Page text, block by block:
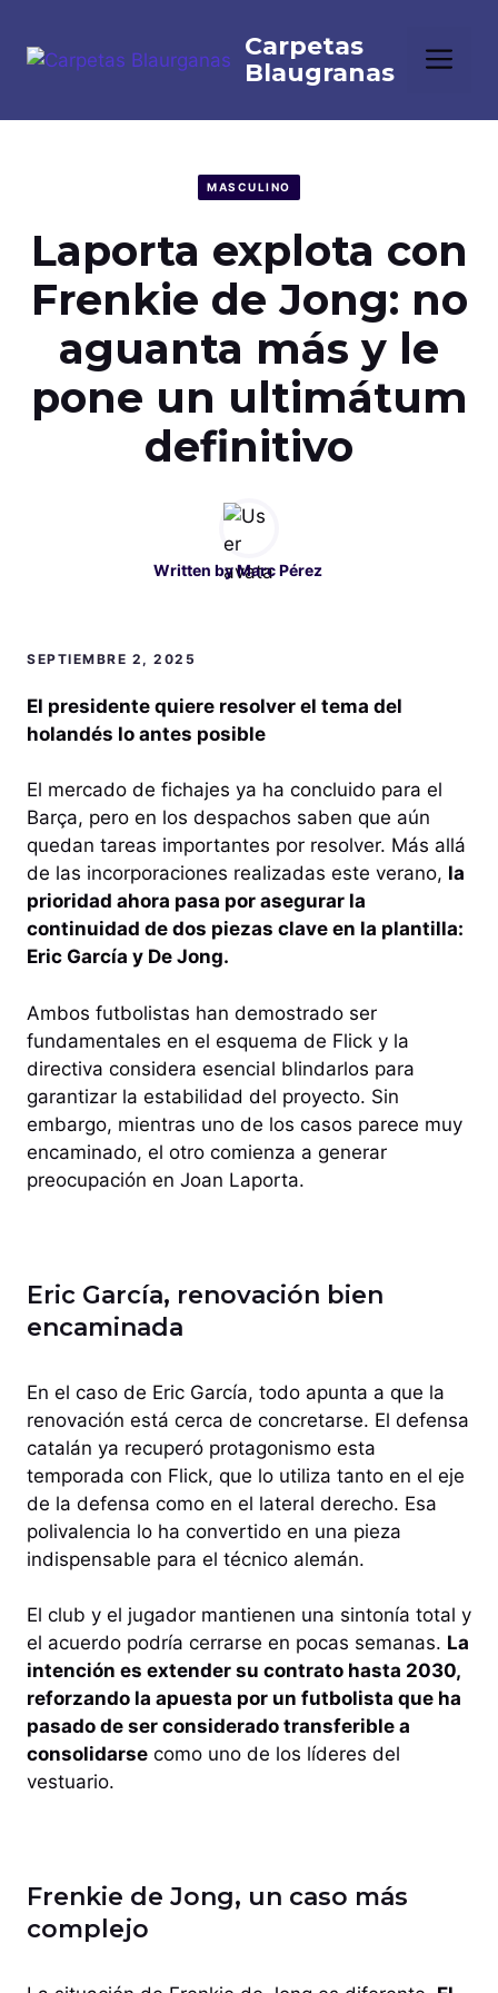
contenido
MASCULINO
Laporta explota con
Frenkie de Jong: no
aguanta más y le
pone un ultimátum
definitivo
Written byMarc Pérez
SEPTIEMBRE 2, 2025
El presidente quiere resolver el tema del
holandés lo antes posible
El mercado de fichajes ya ha concluido para el
Barça, pero en los despachos saben que aún
quedan tareas importantes por resolver. Más allá
de las incorporaciones realizadas este verano, la
prioridad ahora pasa por asegurar la
continuidad de dos piezas clave en la plantilla:
Eric García y De Jong.
Ambos futbolistas han demostrado ser
fundamentales en el esquema de Flick y la
directiva considera esencial blindarlos para
garantizar la estabilidad del proyecto. Sin
embargo, mientras uno de los casos parece muy
encaminado, el otro comienza a generar
preocupación en Joan Laporta.
Eric García, renovación bien
encaminada
En el caso de Eric García, todo apunta a que la
renovación está cerca de concretarse. El defensa
catalán ya recuperó protagonismo esta
temporada con Flick, que lo utiliza tanto en el eje
de la defensa como en el lateral derecho. Esa
polivalencia lo ha convertido en una pieza
indispensable para el técnico alemán.
El club y el jugador mantienen una sintonía total y
el acuerdo podría cerrarse en pocas semanas. La
intención es extender su contrato hasta 2030,
reforzando la apuesta por un futbolista que ha
pasado de ser considerado transferible a
consolidarse como uno de los líderes del
vestuario.
Frenkie de Jong, un caso más
complejo